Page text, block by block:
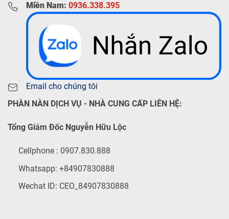
Miền Nam: 0936.338.395
Email cho chúng tôi
PHÀN NÀN DỊCH VỤ - NHÀ CUNG CẤP LIÊN HỆ:
Tổng Giám Đốc Nguyễn Hữu Lộc
Cellphone : 0907.830.888
Whatsapp: +84907830888
Wechat ID: CEO_84907830888